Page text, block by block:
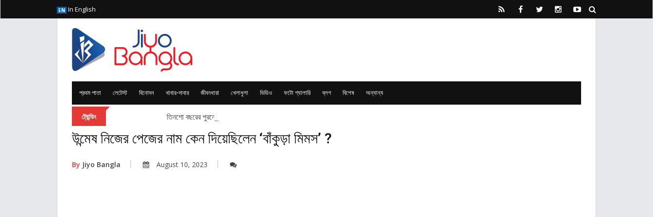
In English
প্রথম পাতা লেটেস্ট বিনোদন খাবার-দাবার জীবনধারা খেলাধুলা ভিডিও ফটো গ্যালারি ব্লগ বিশেষ অন্যান্য
ট্রেন্ডিং তিনশো বছরের পুরনো এই পুজোয় রবীন্দ্রনাথ ও মহাত্মা গান্ধী এসেছিলেন
উন্মেষ নিজের পেজের নাম কেন দিয়েছিলেন ‘বাঁকুড়া মিমস’ ?
By Jiyo Bangla August 10, 2023